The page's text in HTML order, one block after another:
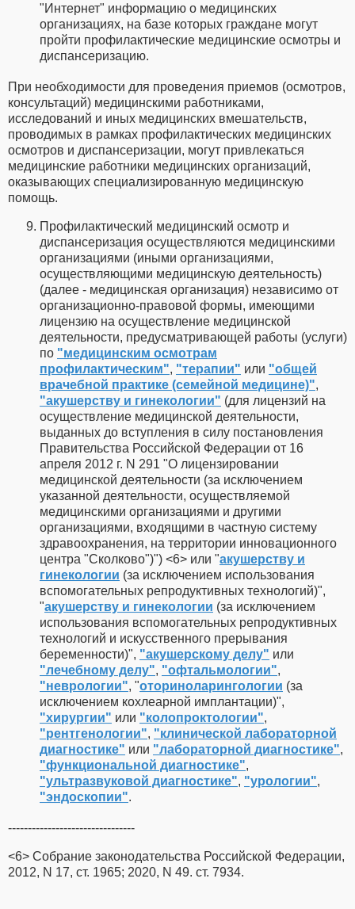
"Интернет" информацию о медицинских
организациях, на базе которых граждане могут
пройти профилактические медицинские осмотры и
диспансеризацию.
При необходимости для проведения приемов (осмотров,
консультаций) медицинскими работниками,
исследований и иных медицинских вмешательств,
проводимых в рамках профилактических медицинских
осмотров и диспансеризации, могут привлекаться
медицинские работники медицинских организаций,
оказывающих специализированную медицинскую
помощь.
Профилактический медицинский осмотр и
диспансеризация осуществляются медицинскими
организациями (иными организациями,
осуществляющими медицинскую деятельность)
(далее - медицинская организация) независимо от
организационно-правовой формы, имеющими
лицензию на осуществление медицинской
деятельности, предусматривающей работы (услуги)
по "медицинским осмотрам
профилактическим", "терапии" или "общей
врачебной практике (семейной медицине)",
"акушерству и гинекологии" (для лицензий на
осуществление медицинской деятельности,
выданных до вступления в силу постановления
Правительства Российской Федерации от 16
апреля 2012 г. N 291 "О лицензировании
медицинской деятельности (за исключением
указанной деятельности, осуществляемой
медицинскими организациями и другими
организациями, входящими в частную систему
здравоохранения, на территории инновационного
центра "Сколково")") <6> или "акушерству и
гинекологии (за исключением использования
вспомогательных репродуктивных технологий)",
"акушерству и гинекологии (за исключением
использования вспомогательных репродуктивных
технологий и искусственного прерывания
беременности)", "акушерскому делу" или
"лечебному делу", "офтальмологии",
"неврологии", "оториноларингологии (за
исключением кохлеарной имплантации)",
"хирургии" или "колопроктологии",
"рентгенологии", "клинической лабораторной
диагностике" или "лабораторной диагностике",
"функциональной диагностике",
"ультразвуковой диагностике", "урологии",
"эндоскопии".
--------------------------------
<6> Собрание законодательства Российской Федерации,
2012, N 17, ст. 1965; 2020, N 49. ст. 7934.